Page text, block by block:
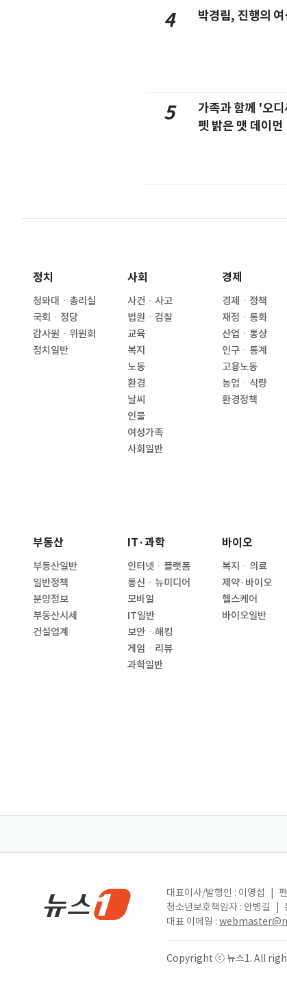
4 박경림, 진행의 여
5
가족과 함께 '오
펫 밝은 맷 데이먼
정치
청와대ㆍ총리실
국회ㆍ정당
감사원ㆍ위원회
정치일반
사회
사건ㆍ사고
법원ㆍ검찰
교육
복지
노동
환경
날씨
인물
여성가족
사회일반
경제
경제ㆍ정책
재정ㆍ통화
산업ㆍ통상
인구ㆍ통계
고용노동
농업ㆍ식량
환경정책
부동산
부동산일반
일반정책
분양정보
부동산시세
건설업계
IT·과학
인터넷ㆍ플랫폼
통신ㆍ뉴미디어
모바일
IT일반
보안ㆍ해킹
게임ㆍ리뷰
과학일반
바이오
복지ㆍ의료
제약·바이오
헬스케어
바이오일반
대표이사/발행인 : 이영섭
청소년보호책임자 : 안병길
대표 이메일 :
Copyright ⓒ 뉴스1. All